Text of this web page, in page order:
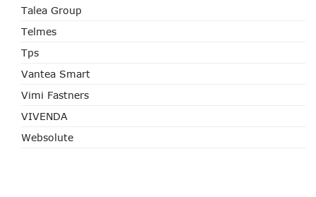
Talea Group
Telmes
Tps
Vantea Smart
Vimi Fastners
VIVENDA
Websolute